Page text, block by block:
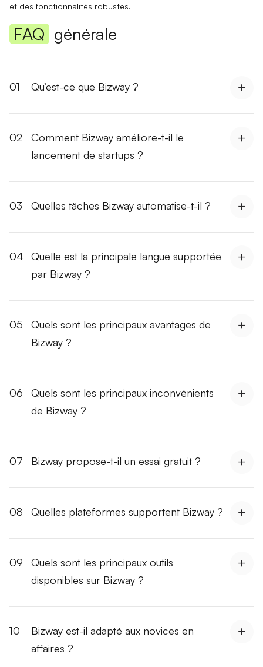
et des fonctionnalités robustes.
FAQ générale
01 Qu’est-ce que Bizway ?
02
Comment Bizway améliore-t-il le
lancement de startups ?
03 Quelles tâches Bizway automatise-t-il ?
04
Quelle est la principale langue supportée
par Bizway ?
05
Quels sont les principaux avantages de
Bizway ?
06
Quels sont les principaux inconvénients
de Bizway ?
07 Bizway propose-t-il un essai gratuit ?
08 Quelles plateformes supportent Bizway ?
09
Quels sont les principaux outils
disponibles sur Bizway ?
10
Bizway est-il adapté aux novices en
affaires ?